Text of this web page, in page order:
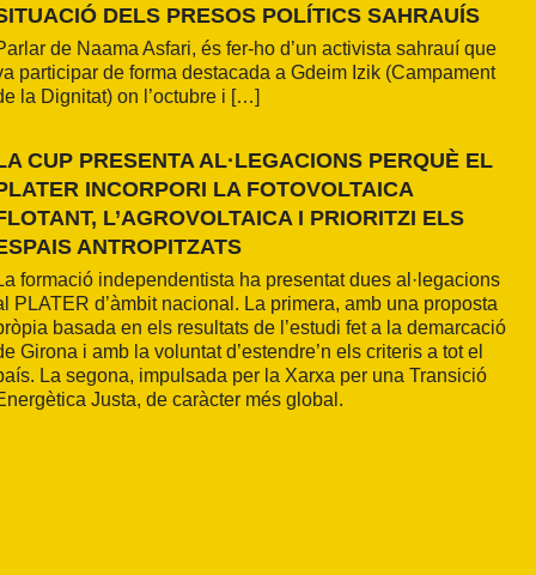
DELS PRESOS POLÍTICS SAHRAUÍS
de Naama Asfari, és fer-ho d’un activista sahrauí que
participar de forma destacada a Gdeim Izik (Campament
la Dignitat) on l’octubre i […]
CUP PRESENTA AL·LEGACIONS PERQUÈ EL
INCORPORI LA FOTOVOLTAICA
L’AGROVOLTAICA I PRIORITZI ELS
ANTROPITZATS
formació independentista ha presentat dues al·legacions
PLATER d’àmbit nacional. La primera, amb una proposta
basada en els resultats de l’estudi fet a la demarcació
Girona i amb la voluntat d’estendre’n els criteris a tot el
La segona, impulsada per la Xarxa per una Transició
Justa, de caràcter més global.